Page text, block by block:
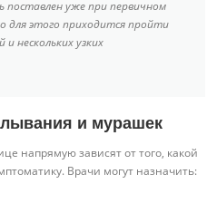
уже при первичном
для этого приходится пройти
и нескольких узких
и мурашек
напрямую зависят от того, какой
Врачи могут назначить: